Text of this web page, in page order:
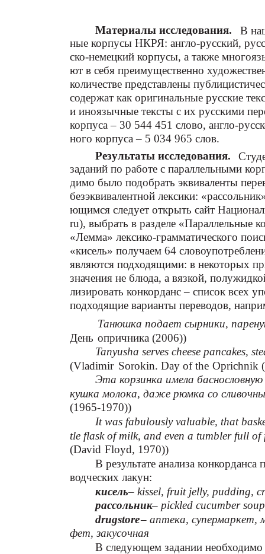
Материалы исследования.
В
ные корпусы НКРЯ: англо-русский,
ско-немецкий корпусы, а также
ют в себя преимущественно
количестве представлены
содержат как оригинальные русские
и иноязычные тексты с их русскими
корпуса – 30 544 451 слово, англо-
ного корпуса – 5 034 965 слов.
Результаты исследования.
заданий по работе с параллельными
димо было подобрать эквиваленты
безэквивалентной лексики:
ющимся следует открыть сайт
ru), выбрать в разделе «Параллельные
«Лемма» лексико-грамматического
«кисель» получаем 64
являются подходящими: в некоторых
значения не блюда, а вязкой,
лизировать конкорданс – список всех
подходящие варианты переводов,
Танюшка подает сырники,
День опричника (2006))
Tanyusha serves cheese pancakes,
(Vladimir Sorokin. Day of the Oprichnik
Эта корзинка имела
кушка молока, даже рюмка со
(1965-1970))
It was fabulously valuable, that
tle flask of milk, and even a tumbler full of
(David Floyd, 1970))
В результате анализа
водческих лакун:
кисель– kissel, fruit jelly, pudding,
рассольник– pickled cucumber
drugstore– аптека, супермаркет,
фет, закусочная
В следующем задании необходимо